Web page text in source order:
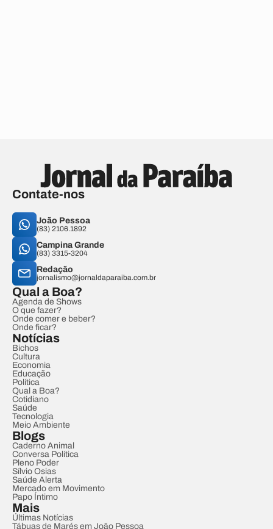
Contate-nos
João Pessoa
(83) 2106.1892
Campina Grande
(83) 3315-3204
Redação
jornalismo@jornaldaparaiba.com.br
Qual a Boa?
Agenda de Shows
O que fazer?
Onde comer e beber?
Onde ficar?
Notícias
Bichos
Cultura
Economia
Educação
Política
Qual a Boa?
Cotidiano
Saúde
Tecnologia
Meio Ambiente
Blogs
Caderno Animal
Conversa Política
Pleno Poder
Sílvio Osias
Saúde Alerta
Mercado em Movimento
Papo Íntimo
Mais
Últimas Notícias
Tábuas de Marés em João Pessoa